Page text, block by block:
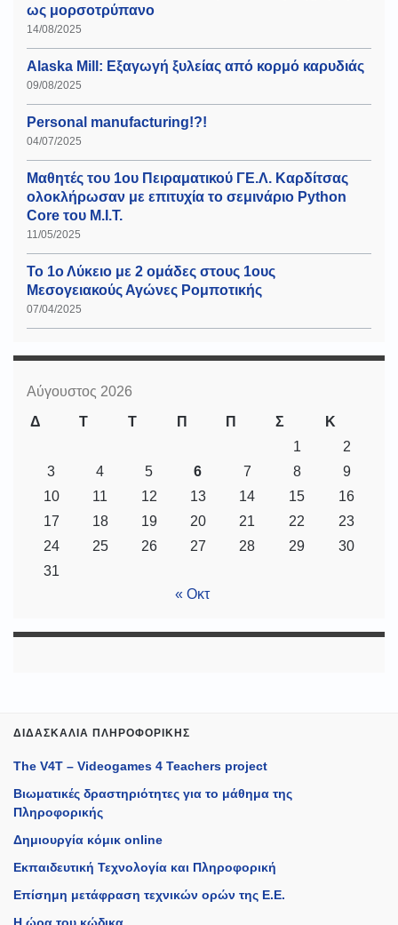
ως μορσοτρύπανο
14/08/2025
Alaska Mill: Εξαγωγή ξυλείας από κορμό καρυδιάς
09/08/2025
Personal manufacturing!?!
04/07/2025
Μαθητές του 1ου Πειραματικού ΓΕ.Λ. Καρδίτσας
ολοκλήρωσαν με επιτυχία το σεμινάριο Python
Core του Μ.Ι.Τ.
11/05/2025
Το 1ο Λύκειο με 2 ομάδες στους 1ους
Μεσογειακούς Αγώνες Ρομποτικής
07/04/2025
Αύγουστος 2026
Δ
Τ Τ Π Π Σ
Κ
1
2
3
4 5 6 7 8
9
10
11 12 13 14 15
16
17
18 19 20 21 22
23
24
25 26 27 28 29
30
31
« Οκτ
ΔΙΔΑΣΚΑΛΊΑ ΠΛΗΡΟΦΟΡΙΚΉΣ
The V4T – Videogames 4 Teachers project
Βιωματικές δραστηριότητες για το μάθημα της
Πληροφορικής
Δημιουργία κόμικ online
Εκπαιδευτική Τεχνολογία και Πληροφορική
Επίσημη μετάφραση τεχνικών ορών της Ε.Ε.
Η ώρα του κώδικα